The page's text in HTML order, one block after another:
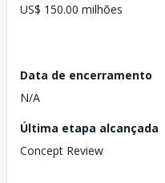
US$ 150.00 milhões
Data de encerramento
N/A
Última etapa alcançada
Concept Review